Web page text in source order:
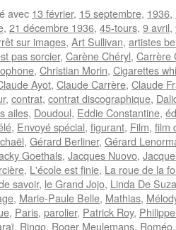
avec 13 février, 15 septembre, 1936,
, 21 décembre 1936, 45-tours, 9 avril,
sur images, Art Sullivan, artistes
pas sorcier, Carène Chéryl, Carrère
, Christian Morin, Cigarettes
Ayot, Claude Carrère, Claude
, contrat, contrat discographique,
ailes, Doudoul, Eddie Constantine,
, Envoyé spécial, figurant, Film, film
, Gérard Berliner, Gérard
Goethals, Jacques Nuovo,
, L'école est finie, La roue de la
savoir, le Grand Jojo, Linda De Suza
, Marie-Paule Belle, Mathias,
, Paris, parolier, Patrick Roy,
, Ringo, Roger Meulemans, Roméo